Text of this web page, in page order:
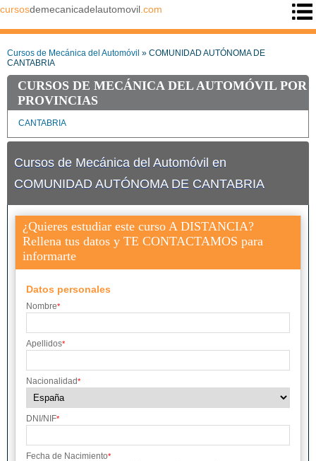
cursosdemecanicadelautomovil .com
Cursos de Mecánica del Automóvil » COMUNIDAD AUTÓNOMA DE
CANTABRIA
CURSOS DE MECÁNICA DEL AUTOMÓVIL POR
PROVINCIAS
CANTABRIA
Cursos de Mecánica del Automóvil en
COMUNIDAD AUTÓNOMA DE CANTABRIA
¿Quieres estudiar este curso A DISTANCIA?
Rellena tus datos y TE CONTACTAMOS para
informarte
Datos personales
Nombre*
Apellidos*
Nacionalidad*
DNI/NIF*
Fecha de Nacimiento*